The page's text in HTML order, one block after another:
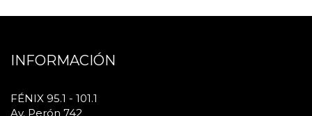
INFORMACIÓN
FÉNIX 95.1 - 101.1
Av. Perón 742